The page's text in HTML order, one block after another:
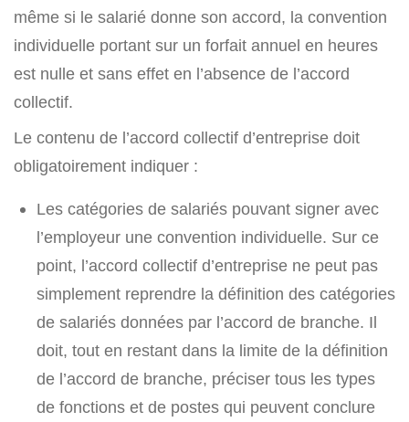
même si le salarié donne son accord, la convention
individuelle portant sur un forfait annuel en heures
est nulle et sans effet en l’absence de l’accord
collectif.
Le contenu de l’accord collectif d’entreprise doit
obligatoirement indiquer :
Les catégories de salariés pouvant signer avec
l’employeur une convention individuelle. Sur ce
point, l’accord collectif d’entreprise ne peut pas
simplement reprendre la définition des catégories
de salariés données par l’accord de branche. Il
doit, tout en restant dans la limite de la définition
de l’accord de branche, préciser tous les types
de fonctions et de postes qui peuvent conclure